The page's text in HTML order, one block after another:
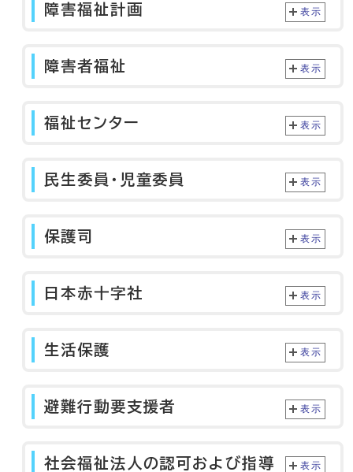
障害福祉計画 表示
障害者福祉 表示
福祉センター 表示
民生委員・児童委員 表示
保護司 表示
日本赤十字社 表示
生活保護 表示
避難行動要支援者 表示
社会福祉法人の認可および指導
表示